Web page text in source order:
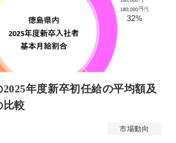
年度新卒初任給の平均額及
比較
市場動向